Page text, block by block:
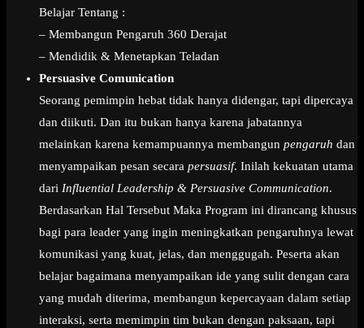
Belajar Tentang :
– Membangun Pengaruh 360 Derajat
– Mendidik & Menetapkan Teladan
Persuasive Comunication
Seorang pemimpin hebat tidak hanya didengar, tapi dipercaya
dan diikuti. Dan itu bukan hanya karena jabatannya
melainkan karena kemampuannya membangun pengaruh dan
menyampaikan pesan secara persuasif. Inilah kekuatan utama
dari Influential Leadership & Persuasive Communication.
Berdasarkan Hal Tersebut Maka Program ini dirancang khusus
bagi para leader yang ingin meningkatkan pengaruhnya lewat
komunikasi yang kuat, jelas, dan menggugah. Peserta akan
belajar bagaimana menyampaikan ide yang sulit dengan cara
yang mudah diterima, membangun kepercayaan dalam setiap
interaksi, serta memimpin tim bukan dengan paksaan, tapi